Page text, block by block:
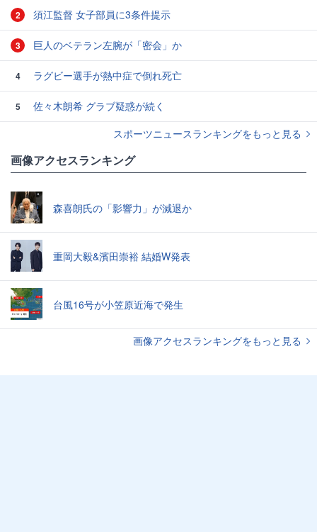
2 須江監督 女子部員に3条件提示
3 巨人のベテラン左腕が「密会」か
4 ラグビー選手が熱中症で倒れ死亡
5
佐々木朗希 グラブ疑惑が続く
スポーツニュースランキングをもっと見る
画像アクセスランキング
森喜朗氏の「影響力」が減退か
重岡大毅&濱田崇裕 結婚W発表
台風16号が小笠原近海で発生
画像アクセスランキングをもっと見る